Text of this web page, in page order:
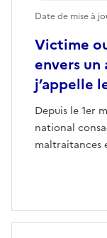
Victime
envers
j’appelle
Depuis le 1er
national
maltraitances
Date de mise à